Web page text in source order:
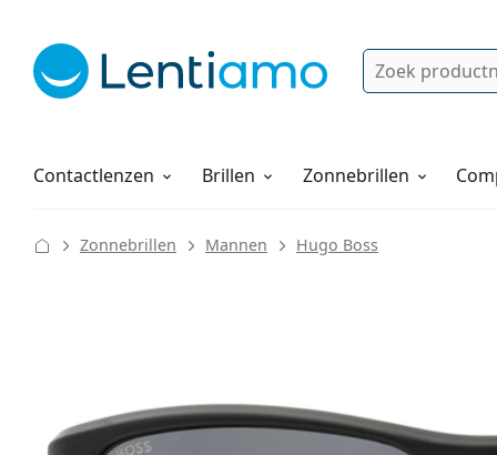
Zoek
Contactlenzen
Lenzenvloeistoffen Brillen Zonnebrillen
Hoe bestellen
Zonnebrillen Mannen Hugo Boss